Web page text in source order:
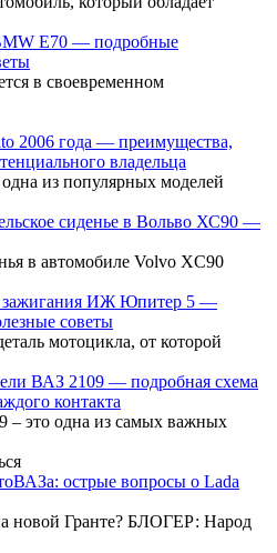
Е70 — подробные
в своевременном
2006 года — преимущества,
владельца
из популярных моделей
сиденье в Вольво ХС90 —
в автомобиле Volvo XC90
зажигания ИЖ Юпитер 5 —
советы
мотоцикла, от которой
ВАЗ 2109 — подробная схема
контакта
– это одна из самых важных
острые вопросы о Lada
новой Гранте? БЛОГЕР: Народ